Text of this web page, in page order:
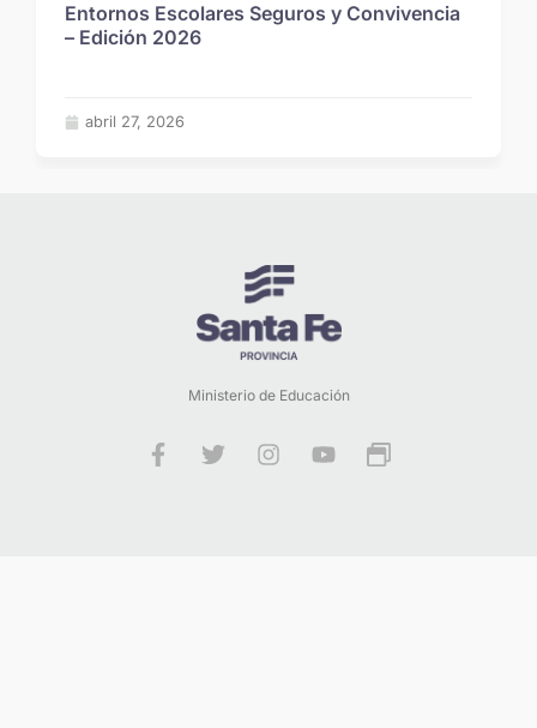
Entornos Escolares Seguros y Convivencia
– Edición 2026
abril 27, 2026
Ministerio de Educación